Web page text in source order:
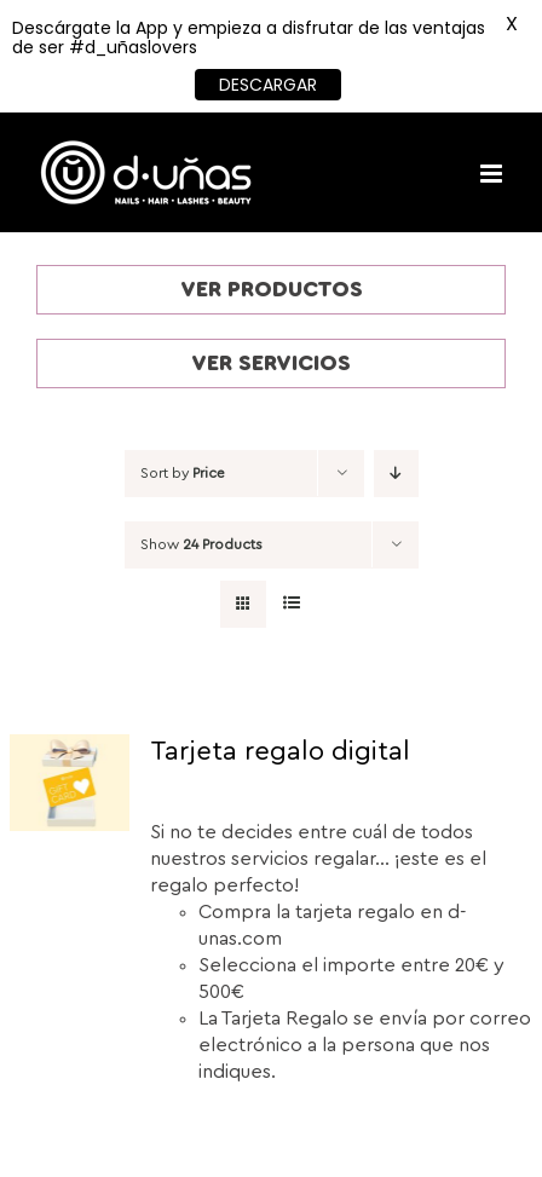
content
VER PRODUCTOS
VER SERVICIOS
Sort by Price
Show 24 Products
Tarjeta regalo digital
Si no te decides entre cuál de todos
nuestros servicios regalar... ¡este es el
regalo perfecto!
Compra la tarjeta regalo en d-
unas.com
Selecciona el importe entre 20€ y
500€
La Tarjeta Regalo se envía por correo
electrónico a la persona que nos
indiques.
Descárgate la App y empieza a disfrutar de las ventajas
de ser #d_uñaslovers
DESCARGAR
X